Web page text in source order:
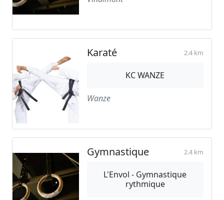
Karaté 2.4 km
KC WANZE
Wanze
Gymnastique 2.4 km
L'Envol - Gymnastique
rythmique